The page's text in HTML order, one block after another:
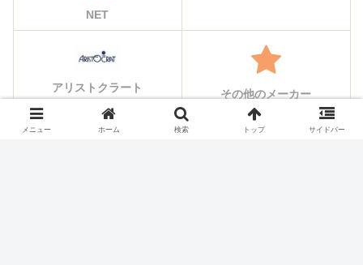
NET
アリストクラート その他のメーカー
メニュー ホーム 検索 トップ サイドバー